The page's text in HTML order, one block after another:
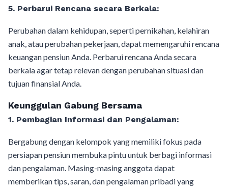
5. Perbarui Rencana secara Berkala:
Perubahan dalam kehidupan, seperti pernikahan, kelahiran
anak, atau perubahan pekerjaan, dapat memengaruhi rencana
keuangan pensiun Anda. Perbarui rencana Anda secara
berkala agar tetap relevan dengan perubahan situasi dan
tujuan finansial Anda.
Keunggulan Gabung Bersama
1. Pembagian Informasi dan Pengalaman:
Bergabung dengan kelompok yang memiliki fokus pada
persiapan pensiun membuka pintu untuk berbagi informasi
dan pengalaman. Masing-masing anggota dapat
memberikan tips, saran, dan pengalaman pribadi yang